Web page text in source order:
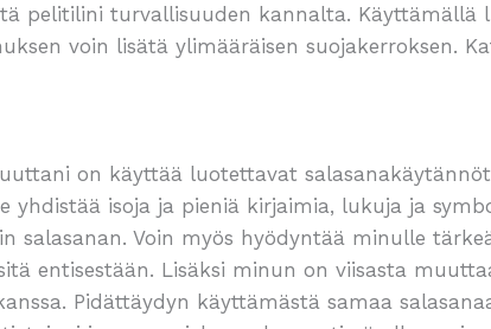
pelitilini turvallisuuden kannalta. Käyttämällä
voin lisätä ylimääräisen suojakerroksen.
on käyttää luotettavat
yhdistää isoja ja pieniä kirjaimia, lukuja ja
salasanan. Voin myös hyödyntää minulle
entisestään. Lisäksi minun on viisasta
Pidättäydyn käyttämästä samaa